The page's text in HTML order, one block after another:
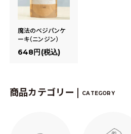
魔法のベジパンケ
ーキ（ニンジン）
648円(税込)
商品カテゴリー | CATEGORY